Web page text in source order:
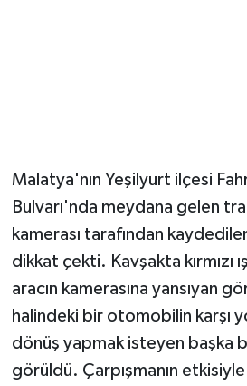
Malatya'nın Yeşilyurt ilçesi
Bulvarı'nda meydana gelen
kamerası tarafından
dikkat çekti. Kavşakta kırmızı
aracın kamerasına yansıyan
halindeki bir otomobilin karşı
dönüş yapmak isteyen başka
görüldü. Çarpışmanın